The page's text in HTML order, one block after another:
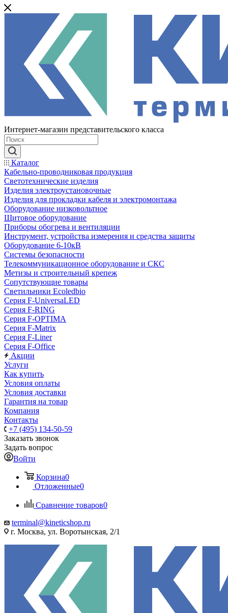
Интернет-магазин представительского класса
Каталог
Кабельно-проводниковая продукция
Светотехнические изделия
Изделия электроустановочные
Изделия для прокладки кабеля и электромонтажа
Оборудование низковольтное
Щитовое оборудование
Приборы обогрева и вентиляции
Инструмент, устройства измерения и средства защиты
Оборудование 6-10кВ
Системы безопасности
Телекоммуникационное оборудование и СКС
Метизы и строительный крепеж
Сопутствующие товары
Светильники Ecoledbio
Серия F-UniversaLED
Серия F-RING
Серия F-OPTIMA
Серия F-Matrix
Серия F-Liner
Серия F-Office
Акции
Услуги
Как купить
Условия оплаты
Условия доставки
Гарантия на товар
Компания
Контакты
+7 (495) 134-50-59
Заказать звонок
Задать вопрос
Войти
Корзина0
Отложенные0
Сравнение товаров0
terminal@kineticshop.ru
г. Москва, ул. Воротынская, 2/1